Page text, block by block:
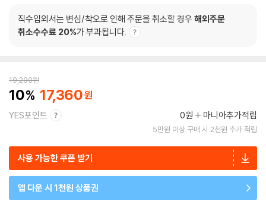
직수입외서는 변심/착오로 인해 주문을 취소할 경우 해외주문
취소수수료 20%가 부과됩니다.
19,290원
10 17,360
YES포인트 0원 마니아추가적립
5만원 이상 구매 시 2천원 추가 적립
사용 가능한 쿠폰 받기
앱 다운 시 1천원 상품권